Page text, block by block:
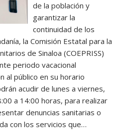
de la población y
garantizar la
continuidad de los
la Comisión Estatal para la
de Sinaloa (COEPRISS)
periodo vacacional
al público en su horario
acudir de lunes a viernes,
a 14:00 horas, para realizar
denuncias sanitarias o
con los servicios que…